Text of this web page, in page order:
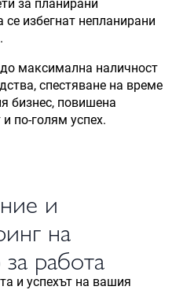
за планирани
се избегнат непланирани
максимална наличност
спестяване на време
бизнес, повишена
по-голям успех.
и
на
работа
и успехът на вашия